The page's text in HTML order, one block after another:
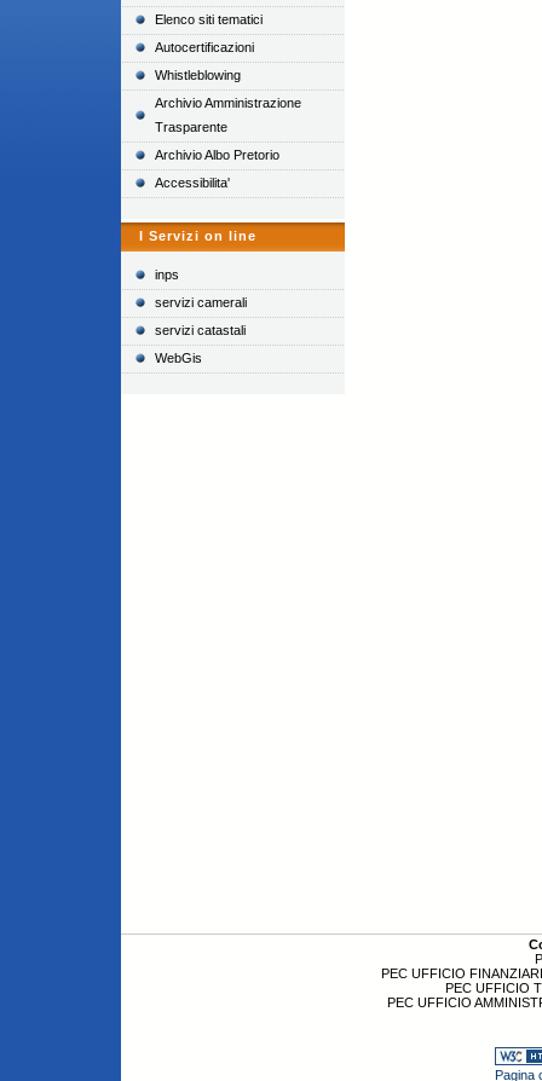
Elenco siti tematici
Autocertificazioni
Whistleblowing
Archivio Amministrazione
Trasparente
Archivio Albo Pretorio
Accessibilita'
I Servizi on line
inps
servizi camerali
servizi catastali
WebGis
PEC UFFICIO
PEC UFFICIO
PEC UFFICIO
Pagina